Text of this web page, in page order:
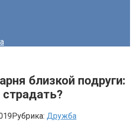
близкой подруги:
страдать?
Рубрика: Дружба